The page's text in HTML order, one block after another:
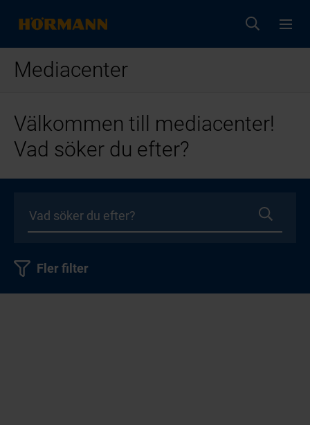
Mediacenter
Välkommen till mediacenter!
Vad söker du efter?
Fler filter